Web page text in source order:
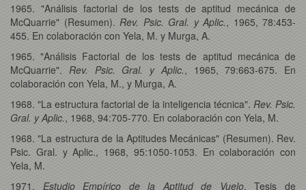
1965. "Análisis factorial de los tests de aptitud mecánica de
McQuarrie" (Resumen). Rev. Psic. Gral. y Aplic., 1965, 78:453-
455. En colaboración con Yela, M. y Murga, A.
1965. "Análisis Factorial de los tests de aptitud mecánica de
McQuarrie". Rev. Psic. Gral. y Aplic., 1965, 79:663-675. En
colaboración con Yela, M., y Murga, A.
1968. "La estructura factorial de la inteligencia técnica". Rev. Psic.
Gral. y Aplic., 1968, 94:705-770. En colaboración con Yela, M.
1968. "La estructura de la Aptitudes Mecánicas" (Resumen). Rev.
Psic. Gral. y Aplic., 1968, 95:1050-1053. En colaboración con
Yela, M.
1971. Estudio Empírico de la Aptitud de Vuelo. Tesis de